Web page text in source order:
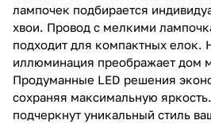
лампочек подбирается
хвои. Провод с мелкими
подходит для компактных елок.
иллюминация преображает дом
Продуманные LED решения
сохраняя максимальную
подчеркнут уникальный стиль